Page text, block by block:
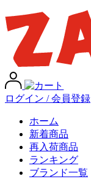
ログイン / 会員登録
ホーム
新着商品
再入荷商品
ランキング
ブランド一覧